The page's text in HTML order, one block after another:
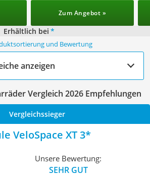
Zum Angebot »
Erhältlich bei *
und Bewertung
anzeigen
Vergleich 2026 Empfehlungen
Vergleichssieger
VeloSpace XT 3
Unsere Bewertung:
SEHR GUT